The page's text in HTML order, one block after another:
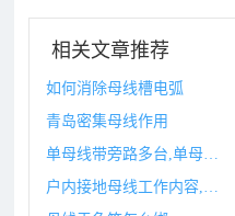
相关文章推荐
如何消除母线槽电弧
青岛密集母线作用